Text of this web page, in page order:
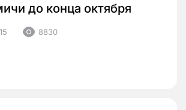
до конца октября
8830